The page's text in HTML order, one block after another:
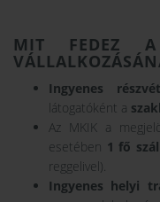
MIT FEDEZ
Ingyenes
látogatóként a
Az MKIK a
esetében 1 fő
reggelivel).
Ingyenes helyi